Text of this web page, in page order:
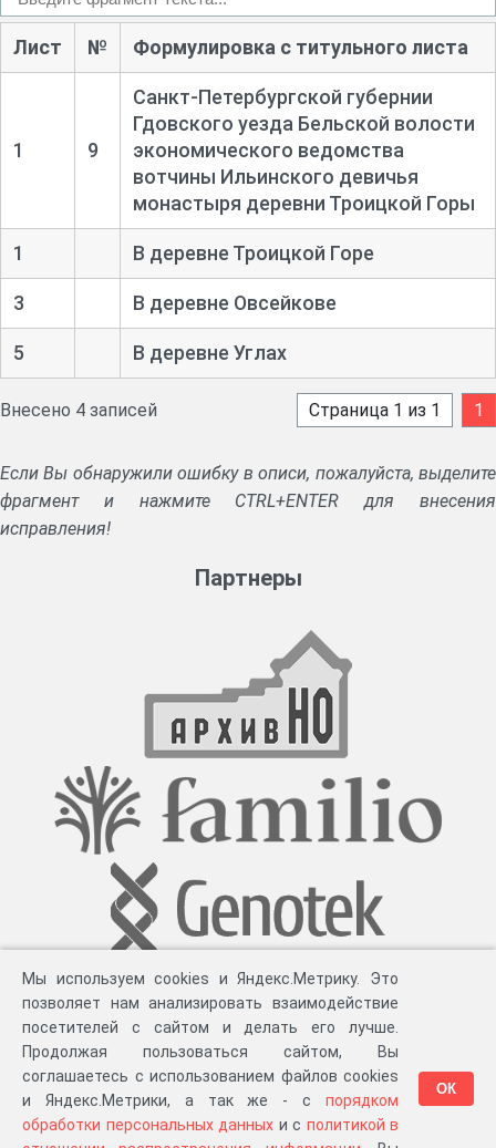
Лист № Формулировка с титульного листа
1 9
Санкт-Петербургской губернии
Гдовского уезда Бельской волости
экономического ведомства
вотчины Ильинского девичья
монастыря деревни Троицкой Горы
1 В деревне Троицкой Горе
3 В деревне Овсейкове
5 В деревне Углах
Внесено 4 записей Страница 1 из 1 1
Если Вы обнаружили ошибку в описи, пожалуйста, выделите
фрагмент и нажмите CTRL+ENTER для внесения
исправления!
Партнеры
Разработка компании «Великіе предки», 2023-2026 гг. Блог.Суть проекта
Мы используем cookies и Яндекс.Метрику. Это
позволяет нам анализировать взаимодействие
посетителей с сайтом и делать его лучше.
Продолжая пользоваться сайтом, Вы
соглашаетесь с использованием файлов cookies
и Яндекс.Метрики, а так же - с порядком
обработки персональных данных и с политикой в
ОК